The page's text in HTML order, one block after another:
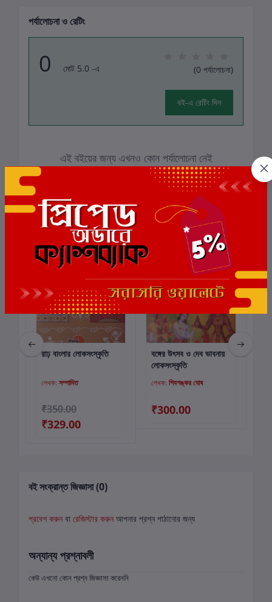
পর্যালোচনা ও রেটিং
0 মোট 5.0 -এ (0 পর্যালোচনা)
বই-এ রেটিং দিন
এই বইয়ের জন্য এখনও কোন পর্যালোচনা নেই
সংশ্লিষ্ট বই
ছাড় 6%
কার্টে যোগ করুন
রাঢ় বাংলার লোকসংস্কৃতি
লেখক: সম্পাদিত
₹350.00
₹329.00
কার্টে যোগ করুন
বঙ্গের উৎসব ও দেব ভাবনায়
লোকসংস্কৃতি
লেখক: শিবশঙ্কর ঘোষ
₹300.00
বই সংক্রান্ত জিজ্ঞাসা (0)
প্রবেশ করুন বা রেজিস্টার করুন আপনার প্রশ্ন পাঠানোর জন্য
অন্যান্য প্রশ্নাবলী
কেউ এখনো কোন প্রশ্ন জিজ্ঞাসা করেননি